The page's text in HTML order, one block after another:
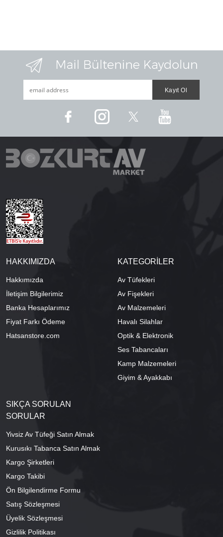
HAKKIMIZDA
Hakkımızda
İletişim Bilgilerimiz
Banka Hesaplarımız
Fiyat Farkı Ödeme
Hatsanstore.com
KATEGORİLER
Av Tüfekleri
Av Fişekleri
Av Malzemeleri
Havalı Silahlar
Optik & Elektronik
Ses Tabancaları
Kamp Malzemeleri
Giyim & Ayakkabı
SIKÇA SORULAN
SORULAR
Yivsiz Av Tüfeği Satın Almak
Kurusıkı Tabanca Satın Almak
Kargo Şirketleri
Kargo Takibi
Ön Bilgilendirme Formu
Satış Sözleşmesi
Üyelik Sözleşmesi
Gizlilik Politikası